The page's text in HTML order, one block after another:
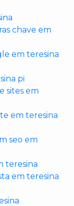
chave em
em teresina
pi
sites em
em teresina
seo em
teresina
em teresina